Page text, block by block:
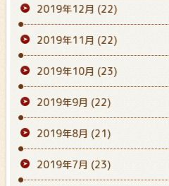
2019年12月 (22)
2019年11月 (22)
2019年10月 (23)
2019年9月 (22)
2019年8月 (21)
2019年7月 (23)